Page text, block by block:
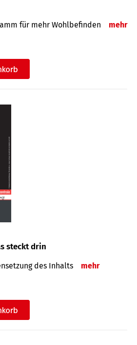
für mehr Wohlbefinden mehr
steckt drin
des Inhalts mehr